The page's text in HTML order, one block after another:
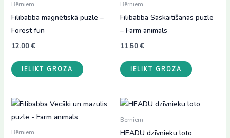
Bērniem
Filibabba magnētiskā puzle –
Forest fun
12.00€
IELIKT GROZĀ
Bērniem
Filibabba Saskaitīšanas puzle
– Farm animals
11.50€
IELIKT GROZĀ
Bērniem
Bērniem
HEADU dzīvnieku loto